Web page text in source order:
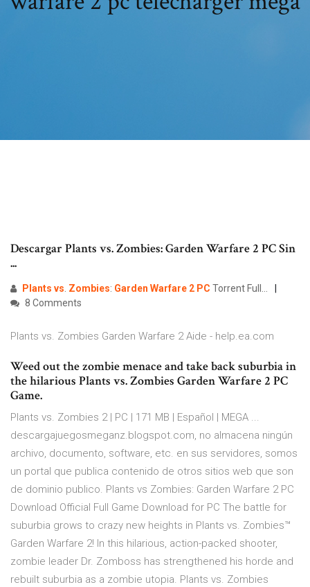
Descargar Plants vs. Zombies: Garden Warfare 2 PC Sin
...
Plants vs. Zombies: Garden Warfare 2 PC Torrent Full…
8 Comments
Plants vs. Zombies Garden Warfare 2 Aide - help.ea.com
Weed out the zombie menace and take back suburbia in
the hilarious Plants vs. Zombies Garden Warfare 2 PC
Game.
Plants vs. Zombies 2 | PC | 171 MB | Español | MEGA ...
descargajuegosmeganz.blogspot.com, no almacena ningún
archivo, documento, software, etc. en sus servidores, somos
un portal que publica contenido de otros sitios web que son
de dominio publico. Plants vs Zombies: Garden Warfare 2 PC
Download Official Full Game Download for PC The battle for
suburbia grows to crazy new heights in Plants vs. Zombies™
Garden Warfare 2! In this hilarious, action-packed shooter,
zombie leader Dr. Zomboss has strengthened his horde and
rebuilt suburbia as a zombie utopia. Plants vs. Zombies